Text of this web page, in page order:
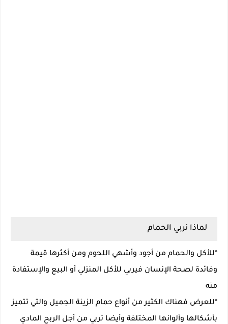
لماذا نربي الحمام
*للأكل والحمام من أجود وأشهي اللحوم ومن أكثرها قيمة
وفائدة لصحة الإنسان فيربي للأكل المنزلي أو البيع والإستفادة
منه
*للعرض فهناك الكثير من أنواع حمام الزينة الجميل والتي تتميز
بأشكالها وألوانها المختلفة وأيضا تربي من أجل الربح المادي